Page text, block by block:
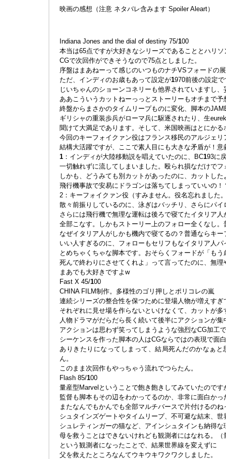
映画の感想（注意 ネタバレ含みます Spoiler Aleart）
Indiana Jones and the dial of destiny 75/100
本当は65点ですが大好きなシリーズであることとハリ
CGで次回作ができそうなので75点としました。
序盤はまあねーって感じのいつものナチVSフォードの
ただ、インディのお歳もあって設定が1970前後の設定で
じいちゃんのショーンコネリーも他界されていますし、
ああこういうカットねーっっとストーリーもオチまで
終盤からまさかのタイムリープものに変化、脚本の
ギリシャの重装歩兵がローマ兵に駆逐されたり、生
聞けて大満足であります。そして、米国映画はとにかる
今回のキーフォイクァン役はフランス移民のアルジェリ
結構大活躍ですが、ここで素人目にも大きな矛盾が！意
1 ：インディが大陸移動説を唱えていたのに、BC193に
一切触れずに流してしまいました。殴られ損なだけでフ
しかも、どうみても別カットがあったのに、カットし
飛行機事故で安易にドラゴンは落ちてしまっていいの
2：キーフォイクァン役（すみません。役名忘れました
散々前振りしているのに、泳ぎはバッチリ、さらにパ
さらには飛行機で無理な運転は後ろで寝てたイタリア
全部こなす。しかもストーリー上のフォロー全くなし
なぜイタリア人がしかも機内で寝てるの？普通ならキ
いい人すぎるのに、フォローもセリフもなイタリア人
とめちゃくちゃな脚本です。おそらくフォードが「も
死んで終わりにさせてくれよ」って言ってたのに、無理
まあでも大好きですよw
Fast X 45/100
CHINA FILM制作。多様性のゴリ押しとポリコレの嵐
連続シリーズの整合性を保つために登場人物が増えすぎ
それぞれに見せ場を作らないといけなくて、カットが多
人物ドラマがだらだら長く続いて後半にアクションが集
アクションは思わず笑ってしまうような強烈なCG加工
シーケンスを作った脚本の人はCGならではの表現で面
ありきたりになってしまって、結局死んだのかなぁ
ん。
このまま次回作もやっちゃう流れでつらたん。
Flash 85/100
量産型Marvelということで飽き飽きしてみていたのです
監督も脚本もその辺をわかってるのか、非常に面白かっ
またなんでもかんでも全部マルチバースで片付けるの
シュタインズゲートやタイムリープ、不可避な結末、世
シュレティンガーの猫など、アインシュタインも納得
母を救うことはできないけれども観測者にはなれる。（
という観測者になったことで、結果世界線を変えずに
父を救えたところなんてウキウキワクワクしました。